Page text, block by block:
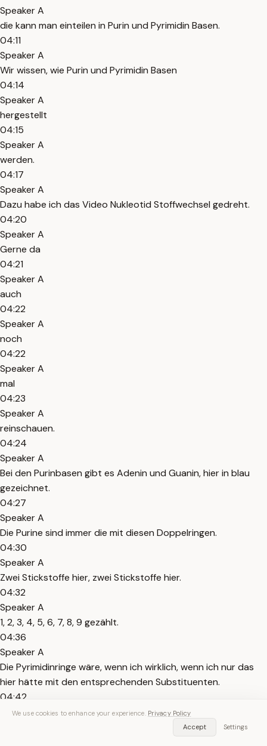
Speaker A
die kann man einteilen in Purin und Pyrimidin Basen.
04:11
Speaker A
Wir wissen, wie Purin und Pyrimidin Basen
04:14
Speaker A
hergestellt
04:15
Speaker A
werden.
04:17
Speaker A
Dazu habe ich das Video Nukleotid Stoffwechsel gedreht.
04:20
Speaker A
Gerne da
04:21
Speaker A
auch
04:22
Speaker A
noch
04:22
Speaker A
mal
04:23
Speaker A
reinschauen.
04:24
Speaker A
Bei den Purinbasen gibt es Adenin und Guanin, hier in blau
gezeichnet.
04:27
Speaker A
Die Purine sind immer die mit diesen Doppelringen.
04:30
Speaker A
Zwei Stickstoffe hier, zwei Stickstoffe hier.
04:32
Speaker A
1, 2, 3, 4, 5, 6, 7, 8, 9 gezählt.
04:36
Speaker A
Die Pyrimidinringe wäre, wenn ich wirklich, wenn ich nur das
hier hätte mit den entsprechenden Substituenten.
04:42
Speaker A
We use cookies to enhance your experience. Privacy Policy
Accept
Settings